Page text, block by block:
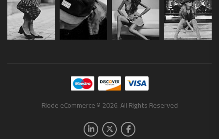
Riode eCommerce © 2026. All Rights Reserved